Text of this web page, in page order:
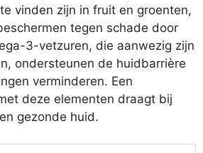
vinden zijn in fruit en groenten,
tegen schade door
3-vetzuren, die aanwezig zijn
ondersteunen de huidbarrière
verminderen. Een
deze elementen draagt bij
gezonde huid.